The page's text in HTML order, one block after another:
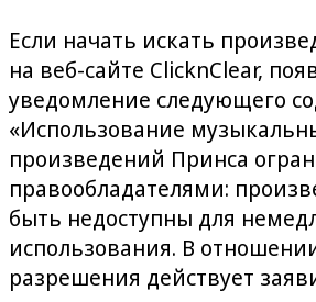
Если начать искать
на веб-сайте ClicknClear,
уведомление следующего
«Использование
произведений Принса
правообладателями:
быть недоступны для
использования. В
разрешения действует